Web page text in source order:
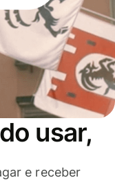
usar,
e receber